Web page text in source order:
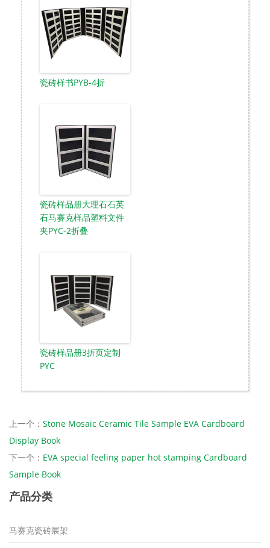
瓷砖样书PYB-4折
瓷砖样品册大理石石英
石马赛克样品塑料文件
夹PYC-2折叠
瓷砖样品册3折页定制
PYC
上一个： Stone Mosaic Ceramic Tile Sample EVA Cardboard
Display Book
下一个： EVA special feeling paper hot stamping Cardboard
Sample Book
产品分类
马赛克瓷砖展架